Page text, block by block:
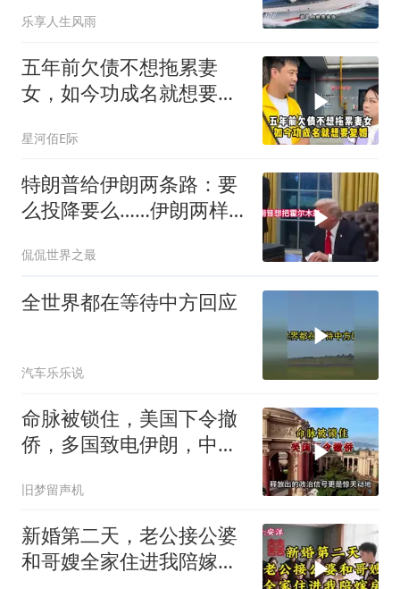
乐享人生风雨
五年前欠债不想拖累妻
女，如今功成名就想要复
星河佰E际
特朗普给伊朗两条路：要
么投降要么……伊朗两样
打下来了
侃侃世界之最
全世界都在等待中方回应
汽车乐乐说
命脉被锁住，美国下令撤
侨，多国致电伊朗，中国
旧梦留声机
新婚第二天，老公接公婆
和哥嫂全家住进我陪嫁房